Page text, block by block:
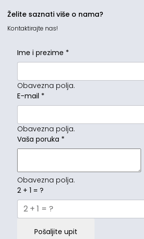
Želite saznati više o nama?
Kontaktirajte nas!
Ime i prezime *
Obavezna polja.
E-mail *
Obavezna polja.
Vaša poruka *
Obavezna polja.
2 + 1 = ?
Pošaljite upit